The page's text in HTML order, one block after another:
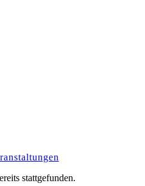
stattgefunden.